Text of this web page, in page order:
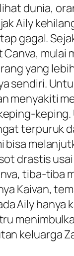
dunia,
Aily
gagal.
Canva,
yang
sendiri.
menyakiti
terpuruk
drastis
tiba-tiba
Kaivan,
Aily
keluarga